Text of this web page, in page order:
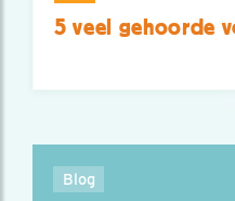
5 veel gehoorde
Blog